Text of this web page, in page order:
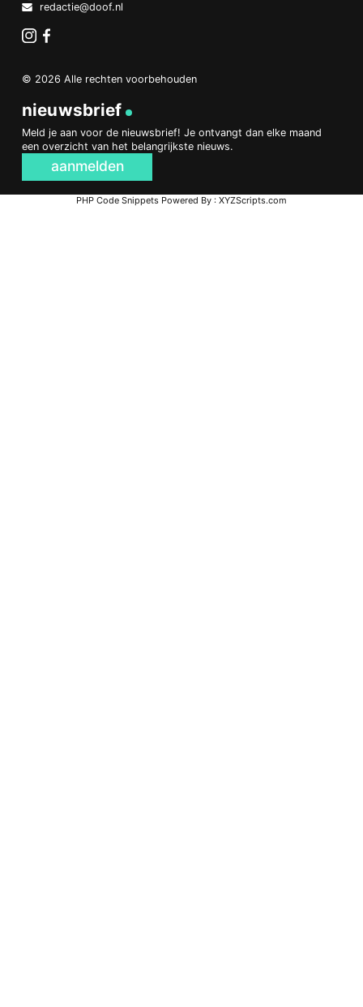
redactie@doof.nl
© 2026 Alle rechten voorbehouden
nieuwsbrief
Meld je aan voor de nieuwsbrief! Je ontvangt dan elke maand
een overzicht van het belangrijkste nieuws.
aanmelden
PHP Code Snippets Powered By : XYZScripts.com